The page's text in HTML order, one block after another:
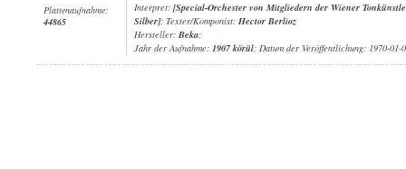
Plattenaufnahme:
44865
Interpret: [Special-Orchester von Mitgliedern der Wiener
Silber]; Texter/Komponist: Hector Berlioz
Hersteller: Beka;
Jahr der Aufnahme: 1907 körül; Datum der Veröffentlichung: 1970-01-